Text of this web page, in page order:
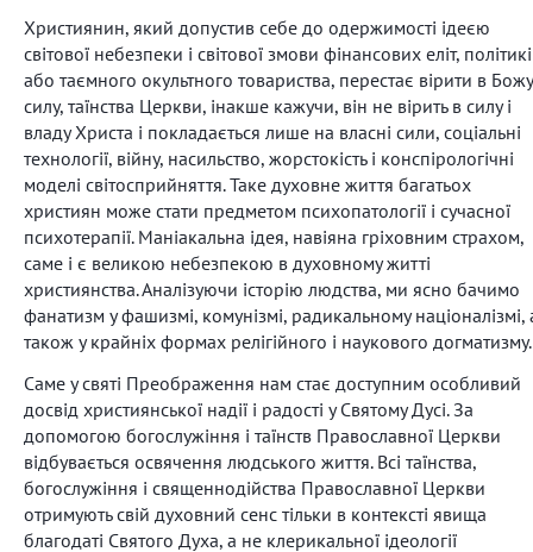
Християнин, який допустив себе до одержимості ідеєю
світової небезпеки і світової змови фінансових еліт,
або таємного окультного товариства, перестає вірити в Божу
силу, таїнства Церкви, інакше кажучи, він не вірить в силу і
владу Христа і покладається лише на власні сили, соціальні
технології, війну, насильство, жорстокість і конспірологічні
моделі світосприйняття. Таке духовне життя багатьох
християн може стати предметом психопатології і сучасної
психотерапії. Маніакальна ідея, навіяна гріховним страхом,
саме і є великою небезпекою в духовному житті
християнства. Аналізуючи історію людства, ми ясно бачимо
фанатизм у фашизмі, комунізмі, радикальному націоналізмі,
також у крайніх формах релігійного і наукового догматизму.
Саме у святі Преображення нам стає доступним особливий
досвід християнської надії і радості у Святому Дусі. За
допомогою богослужіння і таїнств Православної Церкви
відбувається освячення людського життя. Всі таїнства,
богослужіння і священнодійства Православної Церкви
отримують свій духовний сенс тільки в контексті явища
благодаті Святого Духа, а не клерикальної ідеології